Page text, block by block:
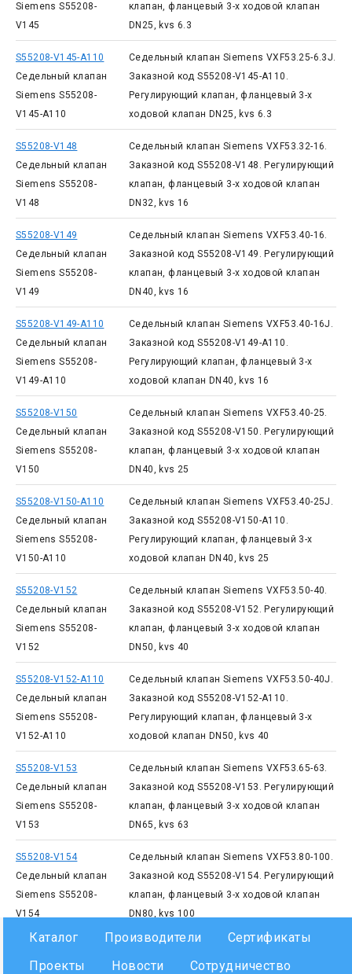
Siemens S55208-
V145
клапан, фланцевый 3-х ходовой клапан
DN25, kvs 6.3
S55208-V145-A110
Седельный клапан
Siemens S55208-
V145-A110
Седельный клапан Siemens VXF53.25-6.3J.
Заказной код S55208-V145-A110.
Регулирующий клапан, фланцевый 3-х
ходовой клапан DN25, kvs 6.3
S55208-V148
Седельный клапан
Siemens S55208-
V148
Седельный клапан Siemens VXF53.32-16.
Заказной код S55208-V148. Регулирующий
клапан, фланцевый 3-х ходовой клапан
DN32, kvs 16
S55208-V149
Седельный клапан
Siemens S55208-
V149
Седельный клапан Siemens VXF53.40-16.
Заказной код S55208-V149. Регулирующий
клапан, фланцевый 3-х ходовой клапан
DN40, kvs 16
S55208-V149-A110
Седельный клапан
Siemens S55208-
V149-A110
Седельный клапан Siemens VXF53.40-16J.
Заказной код S55208-V149-A110.
Регулирующий клапан, фланцевый 3-х
ходовой клапан DN40, kvs 16
S55208-V150
Седельный клапан
Siemens S55208-
V150
Седельный клапан Siemens VXF53.40-25.
Заказной код S55208-V150. Регулирующий
клапан, фланцевый 3-х ходовой клапан
DN40, kvs 25
S55208-V150-A110
Седельный клапан
Siemens S55208-
V150-A110
Седельный клапан Siemens VXF53.40-25J.
Заказной код S55208-V150-A110.
Регулирующий клапан, фланцевый 3-х
ходовой клапан DN40, kvs 25
S55208-V152
Седельный клапан
Siemens S55208-
V152
Седельный клапан Siemens VXF53.50-40.
Заказной код S55208-V152. Регулирующий
клапан, фланцевый 3-х ходовой клапан
DN50, kvs 40
S55208-V152-A110
Седельный клапан
Siemens S55208-
V152-A110
Седельный клапан Siemens VXF53.50-40J.
Заказной код S55208-V152-A110.
Регулирующий клапан, фланцевый 3-х
ходовой клапан DN50, kvs 40
S55208-V153
Седельный клапан
Siemens S55208-
V153
Седельный клапан Siemens VXF53.65-63.
Заказной код S55208-V153. Регулирующий
клапан, фланцевый 3-х ходовой клапан
DN65, kvs 63
S55208-V154
Седельный клапан
Siemens S55208-
V154
Седельный клапан Siemens VXF53.80-100.
Заказной код S55208-V154. Регулирующий
клапан, фланцевый 3-х ходовой клапан
DN80, kvs 100
Каталог Производители
Сертификаты
Проекты
Новости Сотрудничество